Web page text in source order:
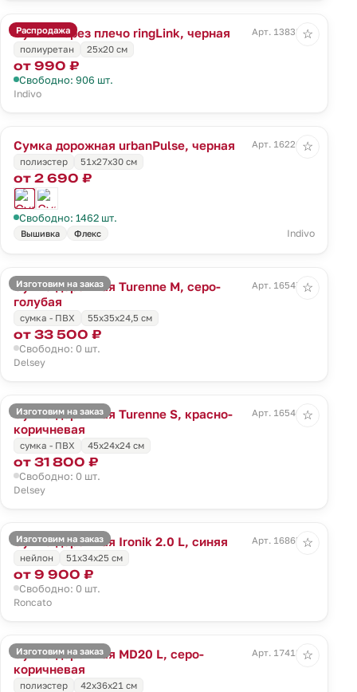
Распродажа
Сумка через плечо ringLink, черная
Арт. 13838.30
полиуретан
25х20 см
от 990 ₽
Свободно: 906 шт.
Indivo
☆
Сумка дорожная urbanPulse, черная
Арт. 16226.30
полиэстер
51x27x30 см
от 2 690 ₽
Свободно: 1462 шт.
Вышивка Флекс Indivo
☆
Изготовим на заказ
Сумка дорожная Turenne M, серо-
голубая
Арт. 16547.14
сумка - ПВХ 55x35x24,5 см
от 33 500 ₽
Свободно: 0 шт.
Delsey
☆
Изготовим на заказ
Сумка дорожная Turenne S, красно-
коричневая
Арт. 16546.59
сумка - ПВХ 45x24x24 см
от 31 800 ₽
Свободно: 0 шт.
Delsey
☆
Изготовим на заказ
Сумка дорожная Ironik 2.0 L, синяя
Арт. 16865.40
нейлон
51x34x25 см
от 9 900 ₽
Свободно: 0 шт.
Roncato
☆
Изготовим на заказ
Сумка дорожная MD20 L, серо-
коричневая
Арт. 17418.10
полиэстер 42x36x21 см
☆